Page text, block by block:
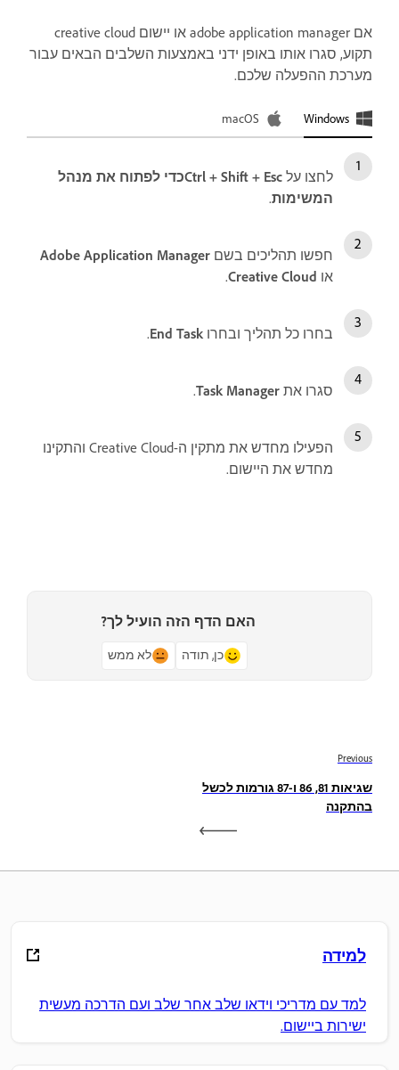
אם adobe application manager או יישום creative cloud
תקוע, סגרו אותו באופן ידני באמצעות השלבים הבאים עבור
מערכת ההפעלה שלכם.
Windows
macOS
לחצו על Ctrl + Shift + Escכדי לפתוח את מנהל
המשימות.
חפשו תהליכים בשם Adobe Application Manager
או Creative Cloud
.
בחרו כל תהליך ובחרו End Task
.
סגרו את Task Manager
.
הפעילו מחדש את מתקין ה-Creative Cloud והתקינו
מחדש את היישום.
האם הדף הזה הועיל לך?
כן, תודה לא ממש
Previous
שגיאות 81, 86 ו-87 גורמות לכשל
בהתקנה
למידה
למד עם מדריכי וידאו שלב אחר שלב ועם הדרכה מעשית
ישירות ביישום.